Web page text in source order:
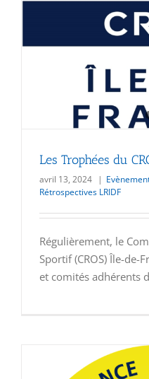
Les Trophées du
avril 13, 2024 |
Rétrospectives LRIDF
Régulièrement, le
Sportif (CROS) Île-de-
et comités adhérents